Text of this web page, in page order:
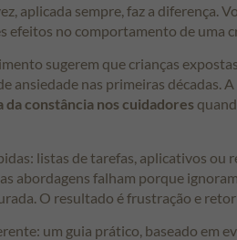
aplicada sempre, faz a diferença.
efeitos no comportamento de uma
sugerem que crianças
ansiedade nas primeiras décadas.
da constância nos cuidadores
listas de tarefas, aplicativos ou
abordagens falham porque
O resultado é frustração e
um guia prático, baseado em